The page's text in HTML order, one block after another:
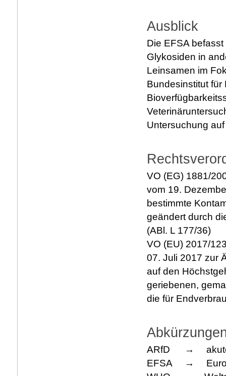
Ausblick
Die EFSA
Glykosiden in
Leinsamen im
Bundesinstitut für
Untersuchung
VO (EG) 1881/
vom 19.
bestimmte
geändert durch
(ABl. L 177/36)
VO (EU) 2017/
07. Juli 2017 zur
auf den
geriebenen,
die für
ARfD → akute
EFSA →